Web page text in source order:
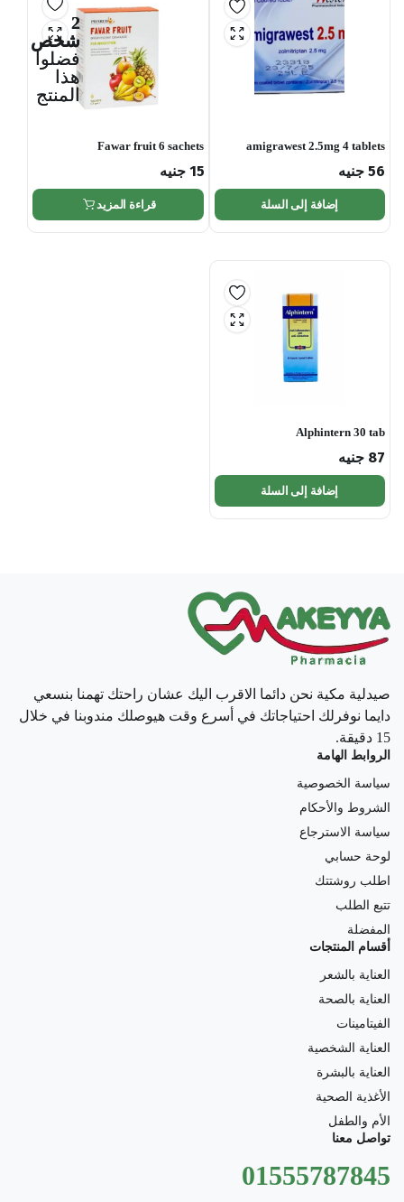
amigrawest 2.5mg 4 tablets
56 جنيه
إضافة إلى السلة
2
شخص
فضلوا
هذا
المنتج
Fawar fruit 6 sachets
15 جنيه
قراءة المزيد
Alphintern 30 tab
87 جنيه
إضافة إلى السلة
صيدلية مكية نحن دائما الاقرب اليك عشان راحتك تهمنا بنسعي
دايما نوفرلك احتياجاتك في أسرع وقت هيوصلك مندوبنا في خلال
15 دقيقة.
الروابط الهامة
سياسة الخصوصية
الشروط والأحكام
سياسة الاسترجاع
لوحة حسابي
اطلب روشتتك
تتبع الطلب
المفضلة
أقسام المنتجات
العناية بالشعر
العناية بالصحة
الفيتامينات
العناية الشخصية
العناية بالبشرة
الأغذية الصحية
الأم والطفل
تواصل معنا
01555787845